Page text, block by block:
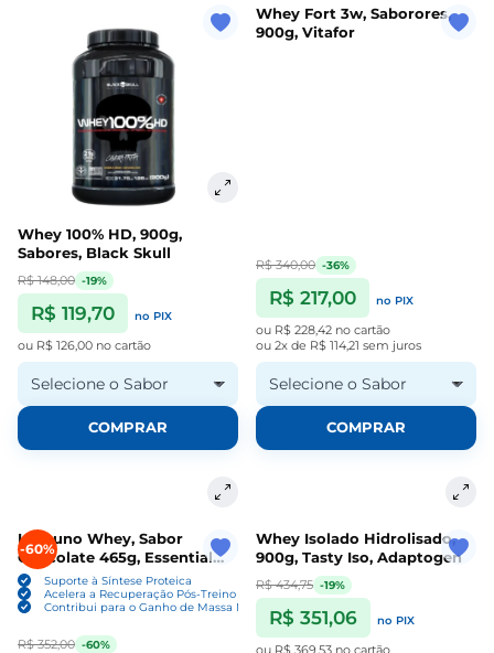
Whey 100% HD, 900g,
Sabores, Black Skull
R$ 148,00 -19%
R$ 119,70 no PIX
ou R$ 126,00 no cartão
Selecione o Sabor
COMPRAR
Whey Fort 3w, Saborores,
900g, Vitafor
R$ 340,00 -36%
R$ 217,00 no PIX
ou R$ 228,42 no cartão
ou 2x de R$ 114,21 sem juros
Selecione o Sabor
COMPRAR
-60%
Immuno Whey, Sabor
Chocolate 465g, Essential
Nutrition
Suporte à Síntese Proteica
Acelera a Recuperação Pós-Treino
Contribui para o Ganho de Massa Magra
R$ 352,00 -60%
Whey Isolado Hidrolisado,
900g, Tasty Iso, Adaptogen
R$ 434,75 -19%
R$ 351,06 no PIX
ou R$ 369,53 no cartão